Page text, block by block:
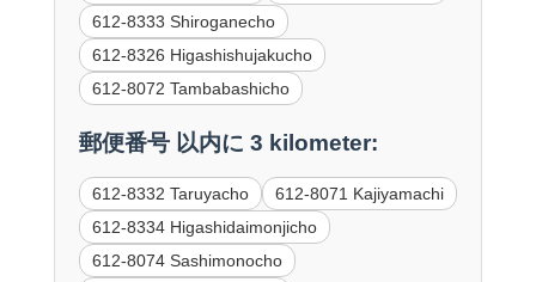
612-8333 Shiroganecho
612-8326 Higashishujakucho
612-8072 Tambabashicho
郵便番号 以内に 3 kilometer:
612-8332 Taruyacho
612-8071 Kajiyamachi
612-8334 Higashidaimonjicho
612-8074 Sashimonocho